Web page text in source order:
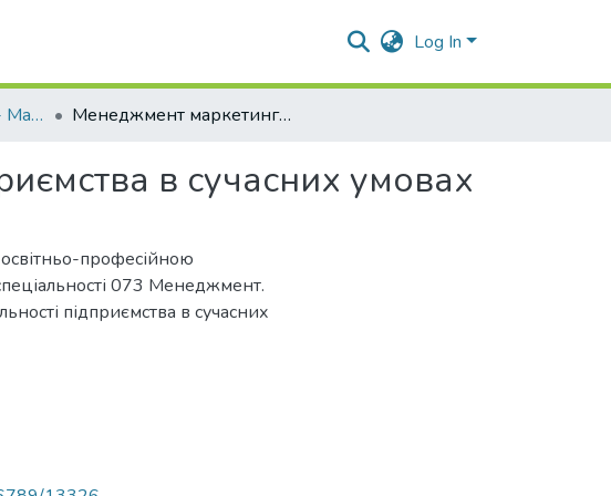
Log In
073 «Менеджмент» - Магістри 2021-2022 Менеджмент маркетингової діяльності підприємства в сучасних умовах
в сучасних умовах
професійною
073 Менеджмент.
підприємства в сучасних